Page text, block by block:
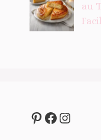
au
Pinterest
Facebook